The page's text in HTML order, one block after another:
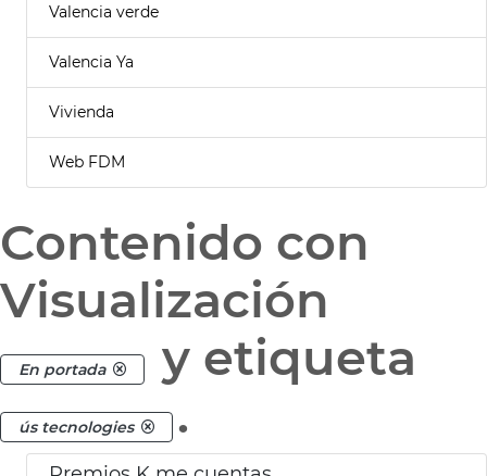
Valencia verde
Valencia Ya
Vivienda
Web FDM
Contenido con
Visualización
En portada y etiqueta
ús tecnologies .